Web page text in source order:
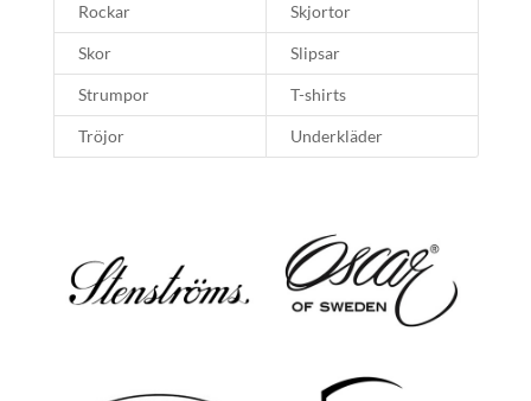
Rockar Skjortor
Skor Slipsar
Strumpor T-shirts
Tröjor Underkläder